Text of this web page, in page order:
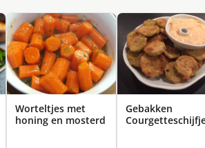
Worteltjes met
honing en mosterd
Gebakken